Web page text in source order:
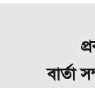
বার্তা